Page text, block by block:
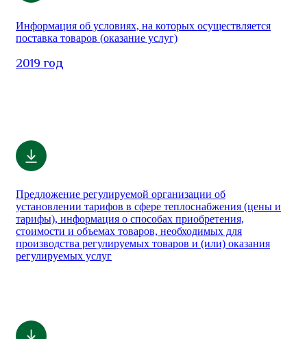
Информация об условиях, на которых осуществляется
поставка товаров (оказание услуг)
2019 год
Предложение регулируемой организации об
установлении тарифов в сфере теплоснабжения (цены и
тарифы), информация о способах приобретения,
стоимости и объемах товаров, необходимых для
производства регулируемых товаров и (или) оказания
регулируемых услуг